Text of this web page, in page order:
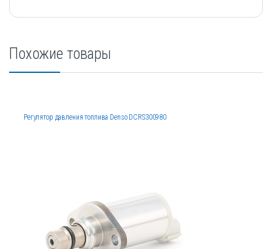
Похожие товары
Регулятор давления топлива Denso DCRS300980